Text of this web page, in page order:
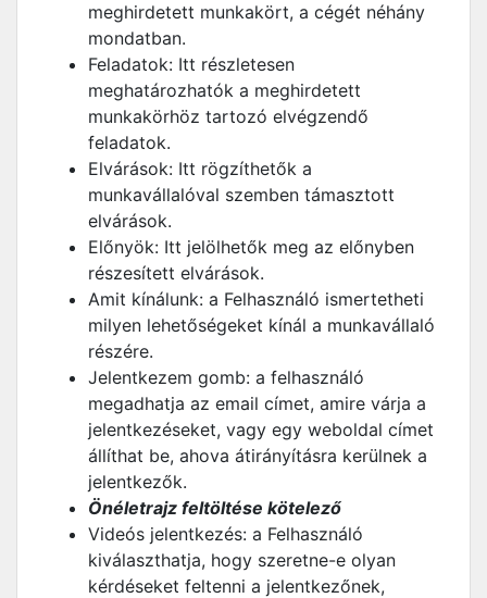
meghirdetett munkakört, a cégét néhány
mondatban.
Feladatok: Itt részletesen
meghatározhatók a meghirdetett
munkakörhöz tartozó elvégzendő
feladatok.
Elvárások: Itt rögzíthetők a
munkavállalóval szemben támasztott
elvárások.
Előnyök: Itt jelölhetők meg az előnyben
részesített elvárások.
Amit kínálunk: a Felhasználó ismertetheti
milyen lehetőségeket kínál a munkavállaló
részére.
Jelentkezem gomb: a felhasználó
megadhatja az email címet, amire várja a
jelentkezéseket, vagy egy weboldal címet
állíthat be, ahova átirányításra kerülnek a
jelentkezők.
Önéletrajz feltöltése kötelező
Videós jelentkezés: a Felhasználó
kiválaszthatja, hogy szeretne-e olyan
kérdéseket feltenni a jelentkezőnek,